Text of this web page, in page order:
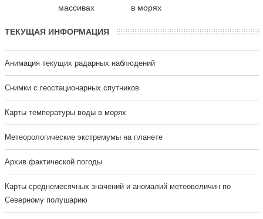
массивах
в морях
ТЕКУЩАЯ ИНФОРМАЦИЯ
Анимация текущих радарных наблюдений
Cнимки с геостационарных спутников
Карты температуры воды в морях
Метеорологические экстремумы на планете
Архив фактической погоды
Карты среднемесячных значений и аномалий метеовеличин по
Северному полушарию